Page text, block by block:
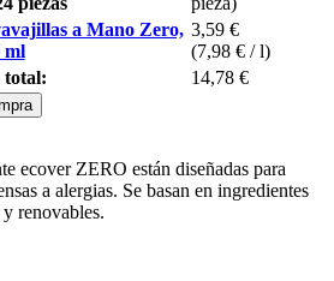
a Mano Zero,
ml
3,59 €
(7,98 € / l)
total:
14,78 €
ecover ZERO están diseñadas para
a alergias. Se basan en ingredientes
renovables.